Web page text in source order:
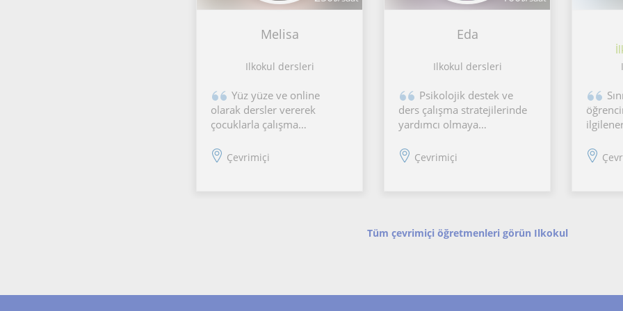
Melisa
Ilkokul dersleri
Yüz yüze ve online
olarak dersler vererek
çocuklarla çalışma
çok seviyorum ve onlarla
Çevrimiçi
Eda
Ilkokul dersleri
Psikolojik destek ve
ders çalışma stratejilerinde
yardımcı olmaya
değilim PDR öğrencisiyim ve
çocuklarla
Çevrimiçi
Tüm çevrimiçi öğretmenleri görün Ilkokul